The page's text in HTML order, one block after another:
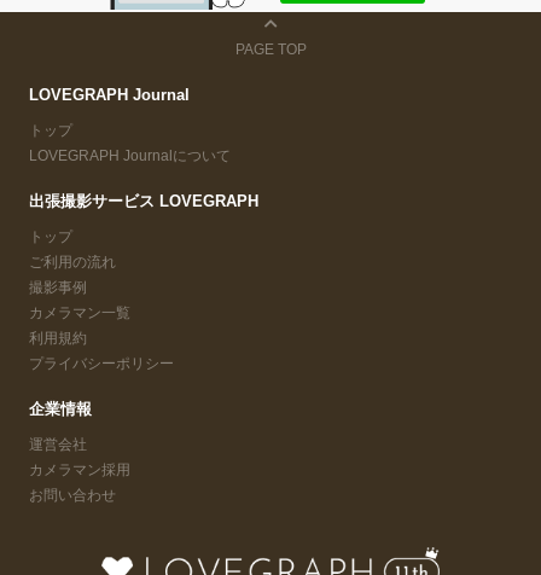
PAGE TOP
LOVEGRAPH Journal
トップ
LOVEGRAPH Journalについて
出張撮影サービス LOVEGRAPH
トップ
ご利用の流れ
撮影事例
カメラマン一覧
利用規約
プライバシーポリシー
企業情報
運営会社
カメラマン採用
お問い合わせ